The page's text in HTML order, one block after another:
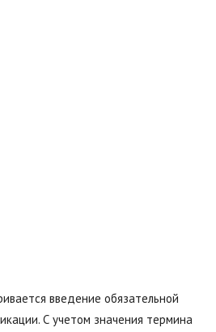
введение обязательной
С учетом значения термина